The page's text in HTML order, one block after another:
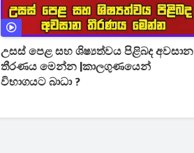
උසස් පෙළ සහ ශිෂ්‍යත්වය පිළිබද අවසාන
තීරණය මෙන්න |කාලගුණයෙන්
විභාගයට බාධා ?